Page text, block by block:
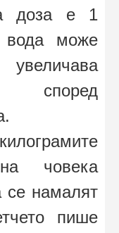
доза е 1
вода може
според
човека
се намалят
пише